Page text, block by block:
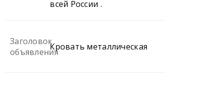
всей России .
Заголовок
объявленияКровать металлическая